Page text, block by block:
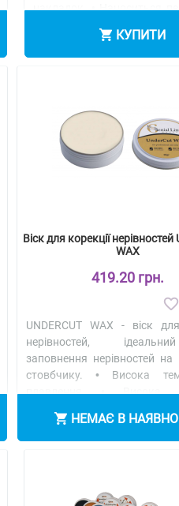
накладок. • Наноситься
КУПИТИ
Віск для корекції нерівностей
WAX
419.20 грн.
UNDERCUT WAX - віск для
нерівностей,
заповнення нерівностей на
стовбчику. • Висока
плавлення • Висока
НЕМАЄ В